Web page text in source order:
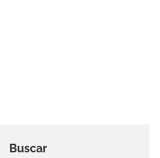
Buscar